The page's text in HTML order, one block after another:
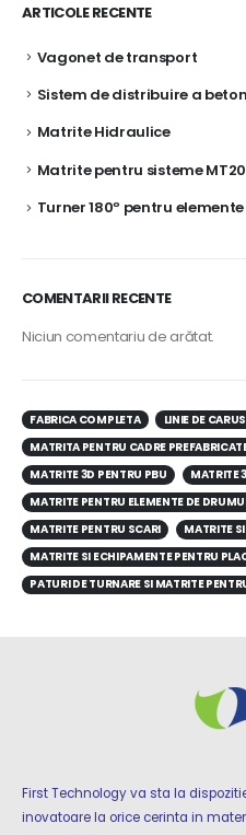
ARTICOLE RECENTE
Vagonet de transport
Sistem de distribuire a
Matrite Hidraulice
Matrite pentru sisteme MT20
Turner 180º pentru
COMENTARII RECENTE
Niciun comentariu de arătat.
FABRICA COMPLETA LINIE DE
MATRITA PENTRU CADRE
MATRITE 3D PENTRU PBU
MATRITE
MATRITE PENTRU ELEMENTE DE
MATRITE PENTRU SCARI
MATRITE
MATRITE SI ECHIPAMENTE PENTRU
PATURI DE TURNARE SI MATRITE
First Technology va sta la
inovatoare la orice cerinta in